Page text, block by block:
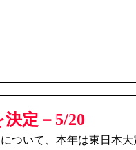
定－5/20
いて、本年は東日本